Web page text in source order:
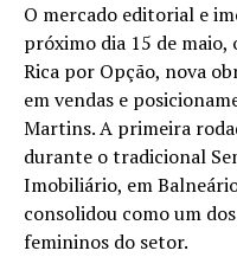
O mercado editorial e
próximo dia 15 de
Rica por Opção, nova
em vendas e
Martins. A primeira
durante o tradicional
Imobiliário, em
consolidou como um
femininos do setor.